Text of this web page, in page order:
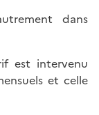
dans
est intervenu
et celle